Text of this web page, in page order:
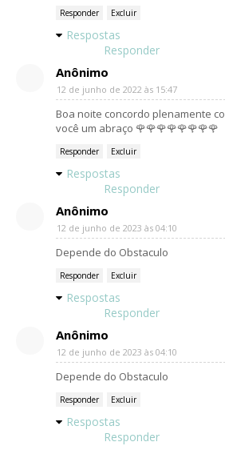
Responder Excluir
Respostas
Responder
Anônimo
12 de junho de 2022 às 15:47
Boa noite concordo plenamente
você um abraço 🌹🌹🌹🌹🌹🌹🌹🌹
Responder Excluir
Respostas
Responder
Anônimo
12 de junho de 2023 às 04:10
Depende do Obstaculo
Responder Excluir
Respostas
Responder
Anônimo
12 de junho de 2023 às 04:10
Depende do Obstaculo
Responder Excluir
Respostas
Responder